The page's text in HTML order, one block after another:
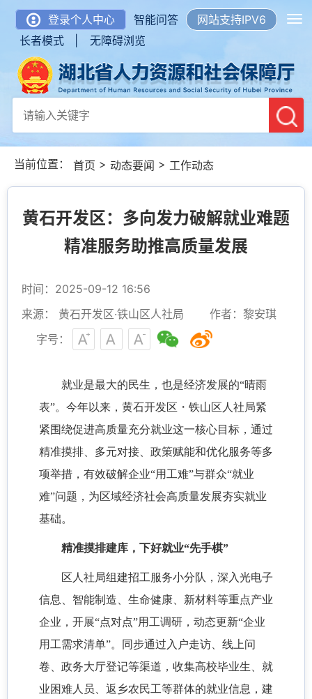
登录个人中心 智能问答
网站支持IPV6
长者模式 |
无障碍浏览
当前位置： 首页 > 动态要闻 > 工作动态
黄石开发区：多向发力破解就业难题
精准服务助推高质量发展
时间：2025-09-12 16:56
来源： 黄石开发区·铁山区人社局
作者：黎安琪
字号：
就业是最大的民生，也是经济发展的“晴雨
表”。今年以来，黄石开发区・铁山区人社局紧
紧围绕促进高质量充分就业这一核心目标，通过
精准摸排、多元对接、政策赋能和优化服务等多
项举措，有效破解企业“用工难”与群众“就业
难”问题，为区域经济社会高质量发展夯实就业
基础。
精准摸排建库，下好就业“先手棋”
区人社局组建招工服务小分队，深入光电子
信息、智能制造、生命健康、新材料等重点产业
企业，开展“点对点”用工调研，动态更新“企业
用工需求清单”。同步通过入户走访、线上问
卷、政务大厅登记等渠道，收集高校毕业生、就
业困难人员、返乡农民工等群体的就业信息，建